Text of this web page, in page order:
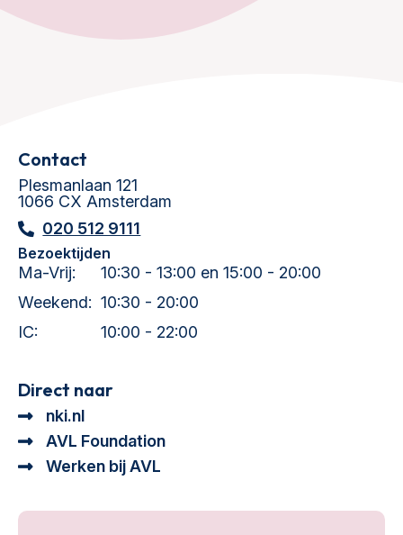
Contact
Plesmanlaan 121
1066 CX Amsterdam
020 512 9111
Bezoektijden
Ma-Vrij:
10:30 - 13:00 en 15:00 - 20:00
Weekend: 10:30 - 20:00
IC:
10:00 - 22:00
Direct naar
nki.nl
AVL Foundation
Werken bij AVL